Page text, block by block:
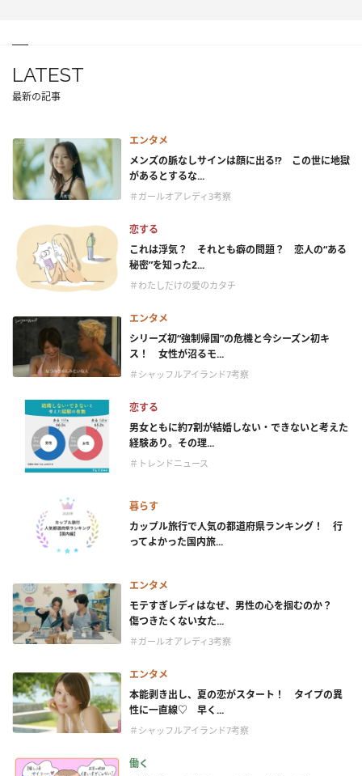
LATEST
最新の記事
エンタメ
メンズの脈なしサインは顔に出る!? この世に地獄
があるとするな...
＃ガールオアレディ3考察
恋する
これは浮気？ それとも癖の問題？ 恋人の“ある
秘密”を知った2...
＃わたしだけの愛のカタチ
エンタメ
シリーズ初“強制帰国”の危機と今シーズン初キ
ス！ 女性が沼るモ...
＃シャッフルアイランド7考察
恋する
男女ともに約7割が結婚しない・できないと考えた
経験あり。その理...
＃トレンドニュース
暮らす
カップル旅行で人気の都道府県ランキング！ 行
ってよかった国内旅...
エンタメ
モテすぎレディはなぜ、男性の心を掴むのか？
傷つきたくない女た...
＃ガールオアレディ3考察
エンタメ
本能剥き出し、夏の恋がスタート！ タイプの異
性に一直線♡ 早く...
＃シャッフルアイランド7考察
働く